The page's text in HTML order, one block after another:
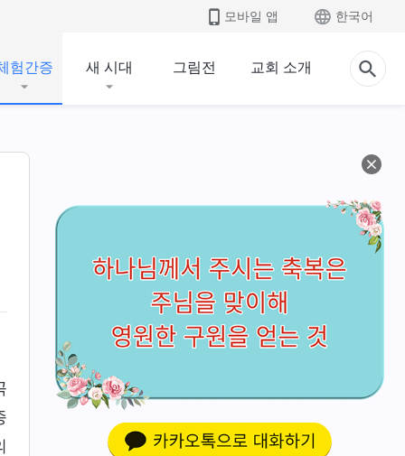
모바일 앱 한국어
험간증 새 시대 그림전 교회 소개